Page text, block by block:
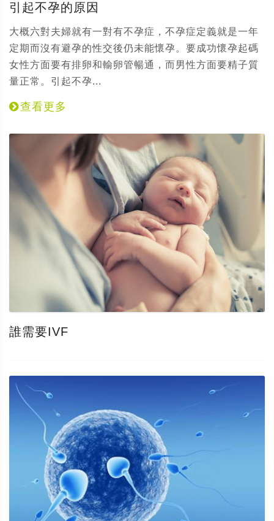
引起不孕的原因
大概六對夫婦就有一對有不孕症，不孕症定義就是一年
定期而沒有避孕的性交後仍未能懷孕。要成功懷孕起碼
女性方面要有排卵和輸卵管暢通，而男性方面要精子質
量正常。引起不孕...
查看更多
誰需要IVF